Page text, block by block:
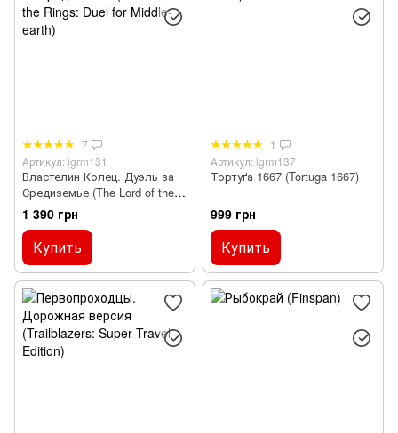
7
Артикул: igrm131
Властелин Колец. Дуэль за
Средиземье (The Lord of the
Rings: Duel for Middle-earth)
1 390 грн
Купить
1
Артикул: igrm137
Тортуґа 1667 (Tortuga 1667)
999 грн
Купить